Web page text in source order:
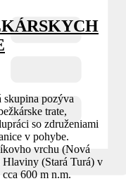
skupina pozýva
trate,
so združeniami
v pohybe.
vrchu (Nová
Hlaviny (Stará Turá) v
600 m n.m.